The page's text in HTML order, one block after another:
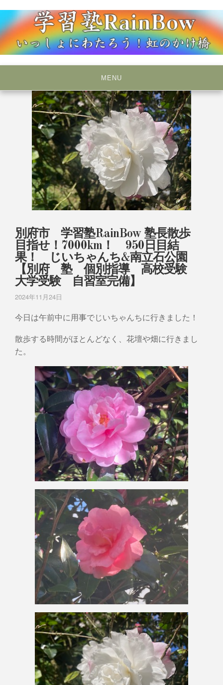
to
content
学習塾RainBow
MENU
別府市 学習塾RainBow 塾長散歩
目指せ！7000km！ 950日目結
果！ じいちゃんち&南立石公園
【別府 塾 個別指導 高校受験
大学受験 自習室完備】
2024年11月24日
今日は午前中に用事でじいちゃんちに行きました！
散歩する時間がほとんどなく、花壇や畑に行きまし
た。